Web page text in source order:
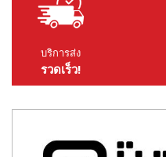
บริการส่ง
รวดเร็ว!